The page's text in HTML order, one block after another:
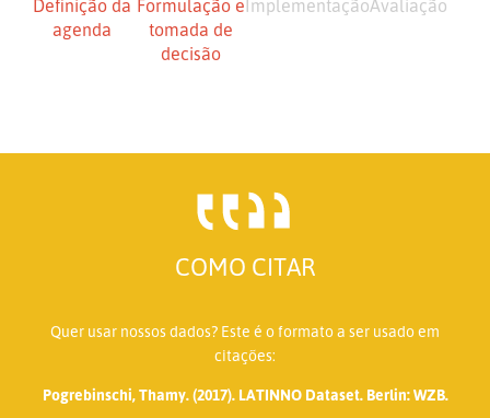
Definição da
agenda
Formulação e
tomada de
decisão
ImplementaçãoAvaliação
COMO CITAR
Quer usar nossos dados? Este é o formato a ser usado em
citações:
Pogrebinschi, Thamy. (2017). LATINNO Dataset. Berlin: WZB.